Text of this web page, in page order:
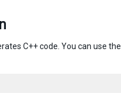
C++ code. You can use the